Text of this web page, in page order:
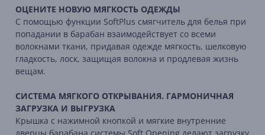
ОЦЕНИТЕ НОВУЮ МЯГКОСТЬ ОДЕЖДЫ
С помощью функции SoftPlus смягчитель для белья при
попадании в барабан взаимодействует со всеми
волокнами ткани, придавая одежде мягкость, шелковую
гладкость, лоск, защищая волокна и продлевая жизнь
вещам.
СИСТЕМА МЯГКОГО ОТКРЫВАНИЯ. ГАРМОНИЧНАЯ
ЗАГРУЗКА И ВЫГРУЗКА
Крышка с нажимной кнопкой и мягкие внутренние